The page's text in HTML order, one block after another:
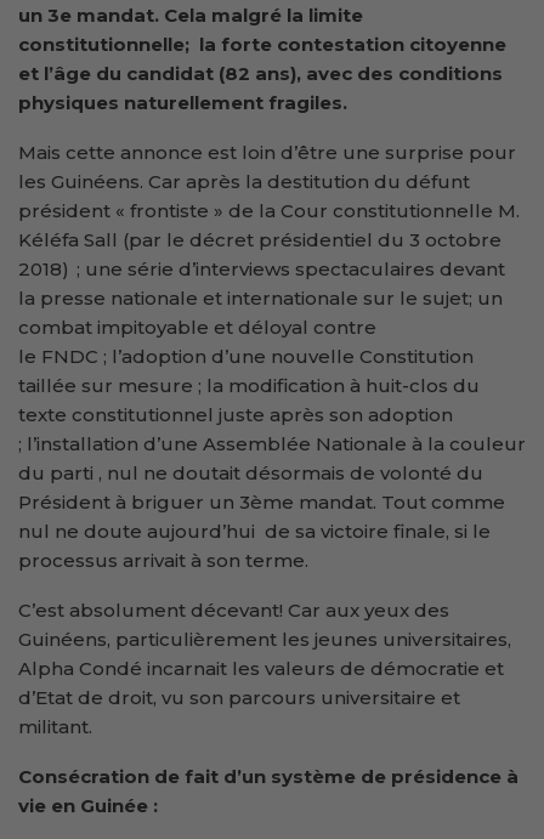
un 3e mandat. Cela malgré la limite
constitutionnelle; la forte contestation citoyenne
et l’âge du candidat (82 ans), avec des conditions
physiques naturellement fragiles.
Mais cette annonce est loin d’être une surprise pour
les Guinéens. Car après la destitution du défunt
président « frontiste » de la Cour constitutionnelle M.
Kéléfa Sall (par le décret présidentiel du 3 octobre
2018) ; une série d’interviews spectaculaires devant
la presse nationale et internationale sur le sujet; un
combat impitoyable et déloyal contre
le FNDC ; l’adoption d’une nouvelle Constitution
taillée sur mesure ; la modification à huit-clos du
texte constitutionnel juste après son adoption
; l’installation d’une Assemblée Nationale à la couleur
du parti , nul ne doutait désormais de volonté du
Président à briguer un 3ème mandat. Tout comme
nul ne doute aujourd’hui de sa victoire finale, si le
processus arrivait à son terme.
C’est absolument décevant! Car aux yeux des
Guinéens, particulièrement les jeunes universitaires,
Alpha Condé incarnait les valeurs de démocratie et
d’Etat de droit, vu son parcours universitaire et
militant.
Consécration de fait d’un système de présidence à
vie en Guinée :